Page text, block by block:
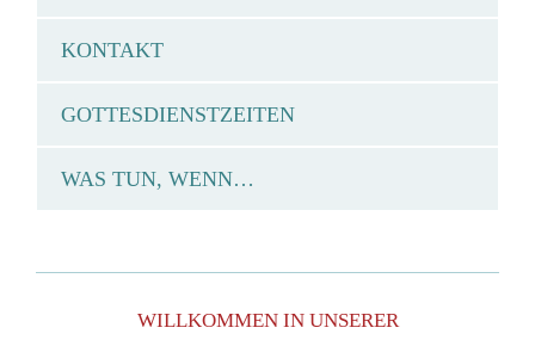
KONTAKT
GOTTESDIENSTZEITEN
WAS TUN, WENN…
WILLKOMMEN IN UNSERER